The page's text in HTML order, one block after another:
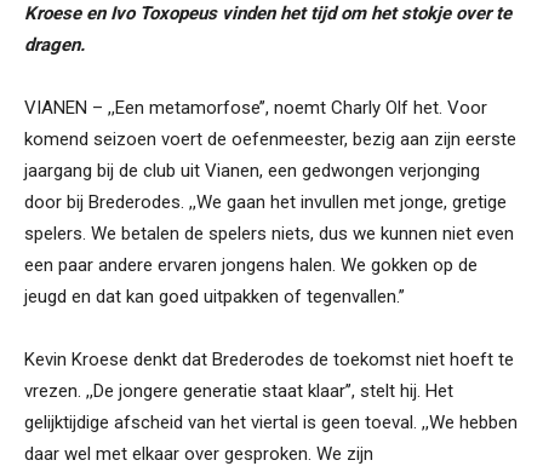
Kroese en Ivo Toxopeus vinden het tijd om het stokje over te
dragen.
VIANEN – ,,Een metamorfose’’, noemt Charly Olf het. Voor
komend seizoen voert de oefenmeester, bezig aan zijn eerste
jaargang bij de club uit Vianen, een gedwongen verjonging
door bij Brederodes. ,,We gaan het invullen met jonge, gretige
spelers. We betalen de spelers niets, dus we kunnen niet even
een paar andere ervaren jongens halen. We gokken op de
jeugd en dat kan goed uitpakken of tegenvallen.’’
Kevin Kroese denkt dat Brederodes de toekomst niet hoeft te
vrezen. ,,De jongere generatie staat klaar’’, stelt hij. Het
gelijktijdige afscheid van het viertal is geen toeval. ,,We hebben
daar wel met elkaar over gesproken. We zijn